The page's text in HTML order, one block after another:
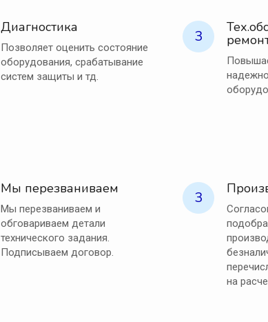
Диагностика
Позволяет оценить состояние
оборудования, срабатывание
систем защиты и тд.
3
Мы перезваниваем
Мы перезваниваем и
обговариваем детали
технического задания.
Подписываем договор.
3
на